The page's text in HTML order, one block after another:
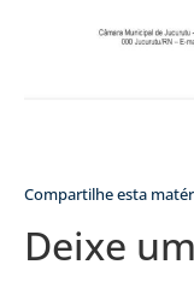
Compartilhe esta
Deixe